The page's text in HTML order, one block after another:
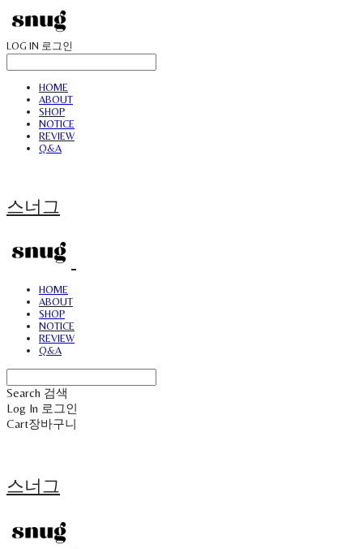
LOG IN 로그인
HOME
ABOUT
SHOP
NOTICE
REVIEW
Q&A
스너그
HOME
ABOUT
SHOP
NOTICE
REVIEW
Q&A
Search 검색
Log In 로그인
Cart장바구니
스너그